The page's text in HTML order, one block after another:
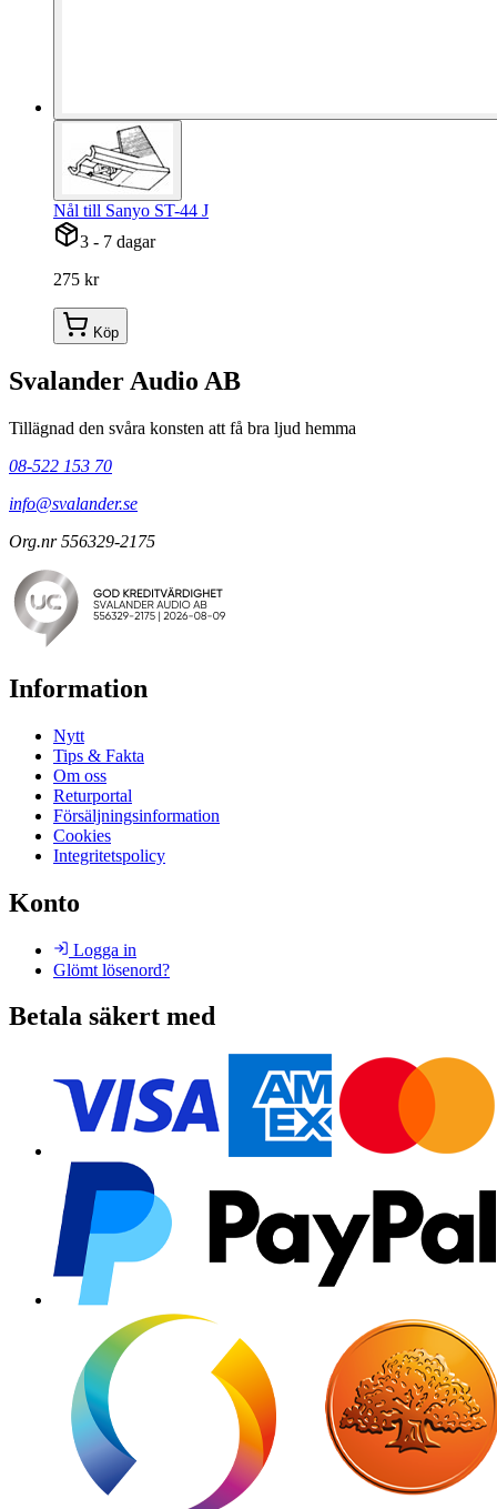
Nål till Sanyo ST-44 J
3 - 7 dagar
275 kr
Köp
Svalander Audio AB
Tillägnad den svåra konsten att få bra ljud hemma
08-522 153 70
info@svalander.se
Org.nr 556329-2175
Information
Nytt
Tips & Fakta
Om oss
Returportal
Försäljningsinformation
Cookies
Integritetspolicy
Konto
Logga in
Glömt lösenord?
Betala säkert med